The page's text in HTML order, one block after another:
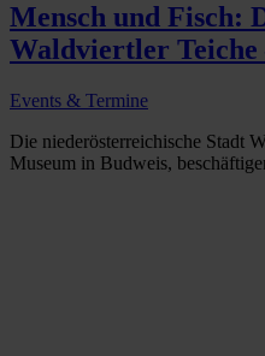
Mensch und Fisch:
Waldviertler Teiche
Events & Termine
Die niederösterreichische Stadt
Museum in Budweis,